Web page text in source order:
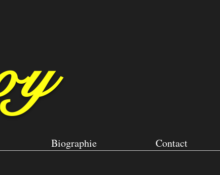
Biographie Contact